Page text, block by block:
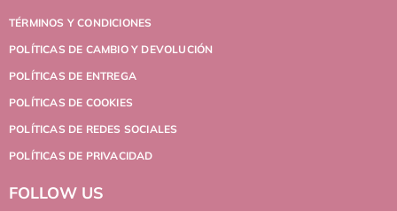
TÉRMINOS Y CONDICIONES
POLÍTICAS DE CAMBIO Y DEVOLUCIÓN
POLÍTICAS DE ENTREGA
POLÍTICAS DE COOKIES
POLÍTICAS DE REDES SOCIALES
POLÍTICAS DE PRIVACIDAD
FOLLOW US